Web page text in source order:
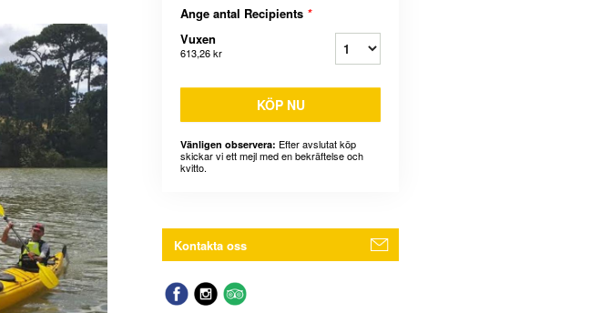
Ange antal Recipients *
Vuxen
613,26 kr
KÖP NU
Vänligen observera: Efter avslutat köp
skickar vi ett mejl med en bekräftelse och
kvitto.
Kontakta oss